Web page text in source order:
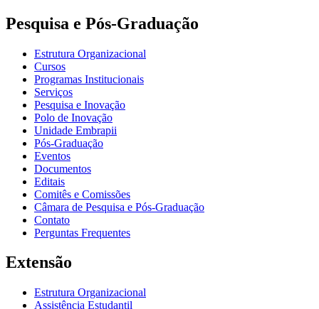
Pesquisa e Pós-Graduação
Estrutura Organizacional
Cursos
Programas Institucionais
Serviços
Pesquisa e Inovação
Polo de Inovação
Unidade Embrapii
Pós-Graduação
Eventos
Documentos
Editais
Comitês e Comissões
Câmara de Pesquisa e Pós-Graduação
Contato
Perguntas Frequentes
Extensão
Estrutura Organizacional
Assistência Estudantil